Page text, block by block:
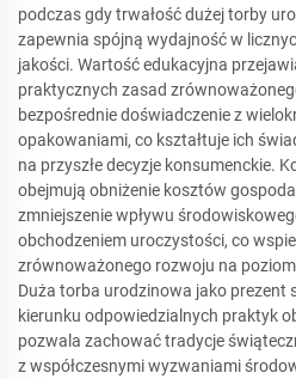
podczas gdy trwałość dużej torby
zapewnia spójną wydajność w
jakości. Wartość edukacyjna
praktycznych zasad
bezpośrednie doświadczenie z
opakowaniami, co kształtuje ich
na przyszłe decyzje konsumenckie.
obejmują obniżenie kosztów
zmniejszenie wpływu
obchodzeniem uroczystości, co
zrównoważonego rozwoju na
Duża torba urodzinowa jako prezent
kierunku odpowiedzialnych praktyk
pozwala zachować tradycje
z współczesnymi wyzwaniami